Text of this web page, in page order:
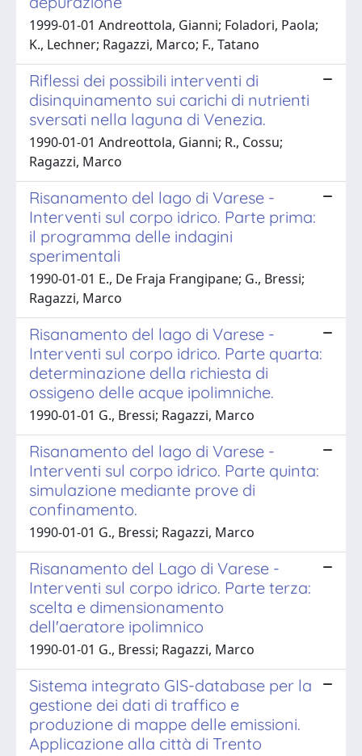
1999-01-01 Andreottola, Gianni; Foladori, Paola;
K., Lechner; Ragazzi, Marco; F., Tatano
Riflessi dei possibili interventi di
disinquinamento sui carichi di nutrienti
sversati nella laguna di Venezia.
1990-01-01 Andreottola, Gianni; R., Cossu;
Ragazzi, Marco
Risanamento del lago di Varese -
Interventi sul corpo idrico. Parte prima:
il programma delle indagini
sperimentali
1990-01-01 E., De Fraja Frangipane; G., Bressi;
Ragazzi, Marco
Risanamento del lago di Varese -
Interventi sul corpo idrico. Parte quarta:
determinazione della richiesta di
ossigeno delle acque ipolimniche.
1990-01-01 G., Bressi; Ragazzi, Marco
Risanamento del lago di Varese -
Interventi sul corpo idrico. Parte quinta:
simulazione mediante prove di
confinamento.
1990-01-01 G., Bressi; Ragazzi, Marco
Risanamento del Lago di Varese -
Interventi sul corpo idrico. Parte terza:
scelta e dimensionamento
dell'aeratore ipolimnico
1990-01-01 G., Bressi; Ragazzi, Marco
Sistema integrato GIS-database per la
gestione dei dati di traffico e
produzione di mappe delle emissioni.
Applicazione alla città di Trento